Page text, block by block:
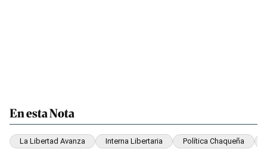
En esta Nota
La Libertad Avanza Interna Libertaria Política Chaqueña